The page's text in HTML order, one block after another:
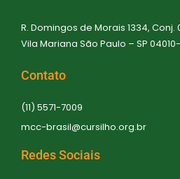
R. Domingos de Morais 1334, Conj.
Vila Mariana São Paulo – SP
Contato
(11) 5571-7009
mcc-brasil@cursilho.org.br
Redes Sociais